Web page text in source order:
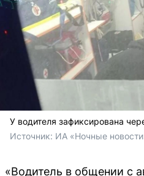
У водителя зафиксирована
Источник: ИА «Ночные
«Водитель в общении с